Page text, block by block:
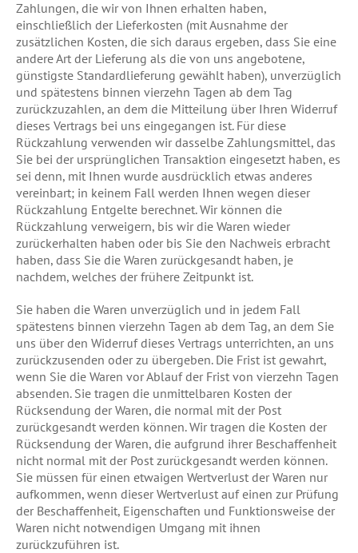
Zahlungen, die wir von Ihnen erhalten haben,
einschließlich der Lieferkosten (mit Ausnahme der
zusätzlichen Kosten, die sich daraus ergeben, dass Sie eine
andere Art der Lieferung als die von uns angebotene,
günstigste Standardlieferung gewählt haben), unverzüglich
und spätestens binnen vierzehn Tagen ab dem Tag
zurückzuzahlen, an dem die Mitteilung über Ihren Widerruf
dieses Vertrags bei uns eingegangen ist. Für diese
Rückzahlung verwenden wir dasselbe Zahlungsmittel, das
Sie bei der ursprünglichen Transaktion eingesetzt haben, es
sei denn, mit Ihnen wurde ausdrücklich etwas anderes
vereinbart; in keinem Fall werden Ihnen wegen dieser
Rückzahlung Entgelte berechnet. Wir können die
Rückzahlung verweigern, bis wir die Waren wieder
zurückerhalten haben oder bis Sie den Nachweis erbracht
haben, dass Sie die Waren zurückgesandt haben, je
nachdem, welches der frühere Zeitpunkt ist.
Sie haben die Waren unverzüglich und in jedem Fall
spätestens binnen vierzehn Tagen ab dem Tag, an dem Sie
uns über den Widerruf dieses Vertrags unterrichten, an uns
zurückzusenden oder zu übergeben. Die Frist ist gewahrt,
wenn Sie die Waren vor Ablauf der Frist von vierzehn Tagen
absenden. Sie tragen die unmittelbaren Kosten der
Rücksendung der Waren, die normal mit der Post
zurückgesandt werden können. Wir tragen die Kosten der
Rücksendung der Waren, die aufgrund ihrer Beschaffenheit
nicht normal mit der Post zurückgesandt werden können.
Sie müssen für einen etwaigen Wertverlust der Waren nur
aufkommen, wenn dieser Wertverlust auf einen zur Prüfung
der Beschaffenheit, Eigenschaften und Funktionsweise der
Waren nicht notwendigen Umgang mit ihnen
zurückzuführen ist.